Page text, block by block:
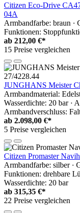
Citizen Eco-Drive
04A
Armbandfarbe: braun ·
Funktionen:
ab 212,00 €*
15 Preise vergleichen
JUNGHANS Meister
Armbandmaterial:
Wasserdichte: 20 bar ·
Armbandverschluss:
ab 2.098,00 €*
5 Preise vergleichen
Citizen Promaster
Armbandfarbe: silber ·
Funktionen: drehbare
Wasserdichte: 20 bar
ab 315,35 €*
22 Preise vergleichen